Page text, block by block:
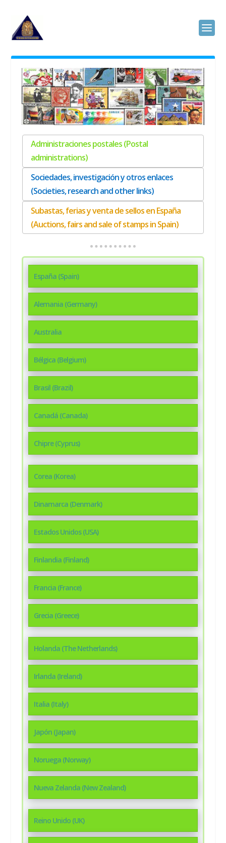
Administraciones postales (Postal
administrations)
Sociedades, investigación y otros enlaces
(Societies, research and other links)
Subastas, ferias y venta de sellos en España
(Auctions, fairs and sale of stamps in Spain)
España (Spain)
Alemania (Germany)
Australia
Bélgica (Belgium)
Brasil (Brazil)
Canadá (Canada)
Chipre (Cyprus)
Corea (Korea)
Dinamarca (Denmark)
Estados Unidos (USA)
Finlandia (Finland)
Francia (France)
Grecia (Greece)
Holanda (The Netherlands)
Irlanda (Ireland)
Italia (Italy)
Japón (Japan)
Noruega (Norway)
Nueva Zelanda (New Zealand)
Reino Unido (UK)